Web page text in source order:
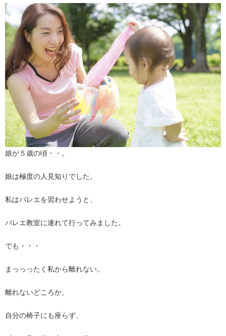
娘が５歳の頃・・。
娘は極度の人見知りでした。
私はバレエを習わせようと、
バレエ教室に連れて行ってみました。
でも・・・
まっっったく私から離れない。
離れないどころか、
自分の椅子にも座らず、